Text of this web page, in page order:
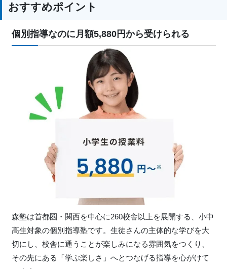
おすすめポイント
個別指導なのに月額5,880円から受けられる
森塾は首都圏・関西を中心に260校舎以上を展開する、小中
高生対象の個別指導塾です。生徒さんの主体的な学びを大
切にし、校舎に通うことが楽しみになる雰囲気をつくり、
その先にある「学ぶ楽しさ」へとつなげる指導を心がけて